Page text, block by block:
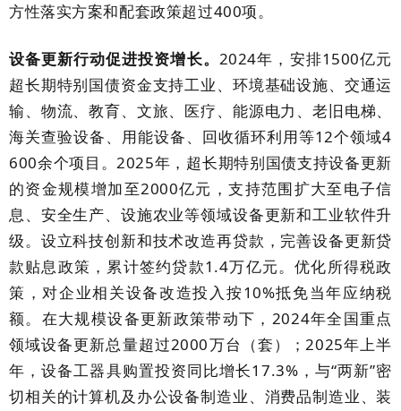
方性落实方案和配套政策超过400项。
设备更新行动促进投资增长。 2024年，安排1500亿元
超长期特别国债资金支持工业、环境基础设施、交通运
输、物流、教育、文旅、医疗、能源电力、老旧电梯、
海关查验设备、用能设备、回收循环利用等12个领域4
600余个项目。2025年，超长期特别国债支持设备更新
的资金规模增加至2000亿元，支持范围扩大至电子信
息、安全生产、设施农业等领域设备更新和工业软件升
级。设立科技创新和技术改造再贷款，完善设备更新贷
款贴息政策，累计签约贷款1.4万亿元。优化所得税政
策，对企业相关设备改造投入按10%抵免当年应纳税
额。在大规模设备更新政策带动下， 2024年全国重点
领域设备更新总量超过2000万台（套）；2025年上半
年 ，设备工器具购置投资同比增长17.3% ，与“两新”密
切相关的计算机及办公设备制造业、消费品制造业、装